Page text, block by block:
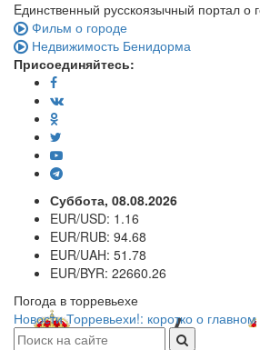
Eдинственный русскоязычный портал о
Фильм о городе
Недвижимость Бенидорма
Присоединяйтесь:
Суббота, 08.08.2026
EUR/USD: 1.16
EUR/RUB: 94.68
EUR/UAH: 51.78
EUR/BYR: 22660.26
Погода в торревьехе
Новости Торревьехи!: коротко о главном